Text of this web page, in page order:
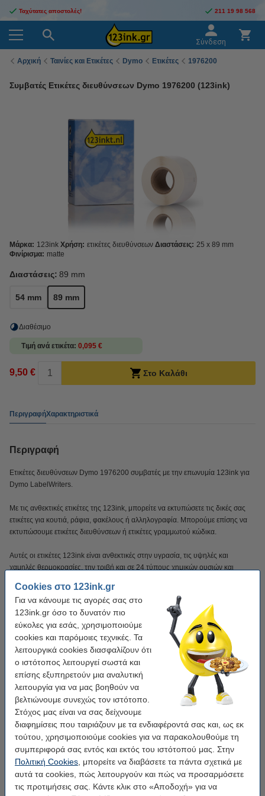
Cookies στο 123ink.gr
Για να κάνουμε τις αγορές σας στο
123ink.gr όσο το δυνατόν πιο
εύκολες για εσάς, χρησιμοποιούμε
cookies και παρόμοιες τεχνικές. Τα
λειτουργικά cookies διασφαλίζουν ότι
ο ιστότοπος λειτουργεί σωστά και
επίσης εξυπηρετούν μια αναλυτική
λειτουργία για να μας βοηθούν να
βελτιώνουμε συνεχώς τον ιστότοπο.
Στόχος μας είναι να σας δείχνουμε
διαφημίσεις που ταιριάζουν με τα ενδιαφέροντά σας και, ως εκ
τούτου, χρησιμοποιούμε cookies για να παρακολουθούμε τη
συμπεριφορά σας εντός και εκτός του ιστότοπού μας. Στην
Πολιτική Cookies , μπορείτε να διαβάσετε τα πάντα σχετικά με
αυτά τα cookies, πώς λειτουργούν και πώς να προσαρμόσετε
τις προτιμήσεις σας. Κάντε κλικ στο «Αποδοχή» για να
Ταχύτατες αποστολές! 211 19 98 568
Σύνδεση
Αρχική Ταινίες και Ετικέτες Dymo Ετικέτες 1976200
Συμβατές Ετικέτες διευθύνσεων Dymo 1976200 (123ink)
Μάρκα: 123ink Χρήση: ετικέτες διευθύνσεων Διαστάσεις: 25 x 89 mm
Φινίρισμα: matte
Διαστάσεις: 89 mm
54 mm 89 mm
Διαθέσιμο
Τιμή ανά ετικέτα 0,095 €
9,50 € Στο Καλάθι
ΠεριγραφήΧαρακτηριστικά
Περιγραφή
Ετικέτες διευθύνσεων Dymo 1976200 συμβατές με την επωνυμία 123ink για
Dymo LabelWriters.
Με τις ανθεκτικές ετικέτες της 123ink, μπορείτε να εκτυπώσετε τις δικές σας
ετικέτες για κουτιά, ράφια, φακέλους ή αλληλογραφία. Μπορούμε επίσης να
εκτυπώσουμε ετικέτες διευθύνσεων ή ετικέτες γραμμωτού κώδικα.
Αυτές οι ετικέτες 123ink είναι ανθεκτικές στην υγρασία, τις υψηλές και
χαμηλές θερμοκρασίες, την τριβή και σε 24 τύπους χημικών ουσιών και
στη θέση τους για χρόνια, ακόμη και σε καμπύλες επιφάνειες.
ΣΗΜΕΙΩΣΗ: Μην Κατάλληλο για τη σειρά LabelWriter 550 και τη σειρά 5XL!
Θα δείτε τη διαφορά στο πορτοφόλι σας!!!!
Φυσικά, προσφέρουμε επίσης 100% εγγύηση για αυτές τις ετικέτες της επωνυμίας 123ink.
Χαρακτηριστικά
Μάρκα: 123ink
ετικέτες διευθύνσεων
Διαστάσεις: 25 x 89 mm
matte